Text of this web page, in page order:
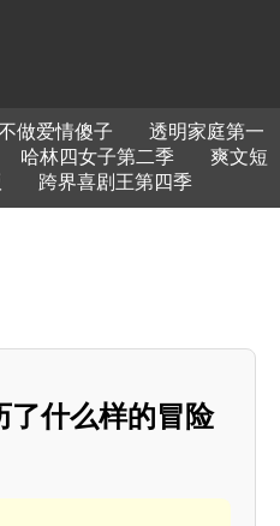
做爱情傻子
透明家庭第一
哈林四女子第二季
爽文短
跨界喜剧王第四季
了什么样的冒险